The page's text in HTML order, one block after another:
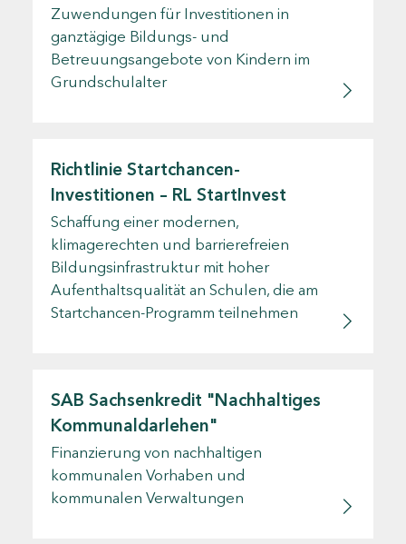
Zuwendungen für Investitionen in
ganztägige Bildungs- und
Betreuungsangebote von Kindern im
Grundschulalter
Richtlinie Startchancen-
Investitionen – RL StartInvest
Schaffung einer modernen,
klimagerechten und barrierefreien
Bildungsinfrastruktur mit hoher
Aufenthaltsqualität an Schulen, die am
Startchancen-Programm teilnehmen
SAB Sachsenkredit "Nachhaltiges
Kommunaldarlehen"
Finanzierung von nachhaltigen
kommunalen Vorhaben und
kommunalen Verwaltungen